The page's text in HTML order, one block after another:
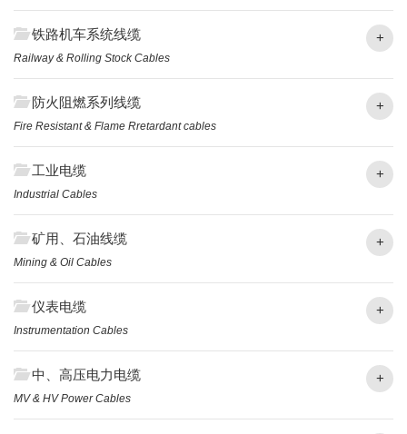
铁路机车系统线缆 +
Railway & Rolling Stock Cables
防火阻燃系列线缆 +
Fire Resistant & Flame Rretardant cables
工业电缆 +
Industrial Cables
矿用、石油线缆 +
Mining & Oil Cables
仪表电缆 +
Instrumentation Cables
中、高压电力电缆 +
MV & HV Power Cables